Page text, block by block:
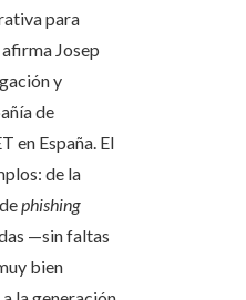
para
Josep
y
de
en España. El
de la
phishing
—sin faltas
bien